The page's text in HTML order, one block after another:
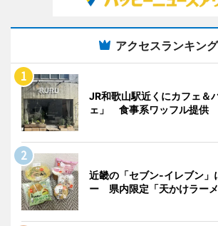
アクセスランキング
JR和歌山駅近くにカフェ＆
ェ」 食事系ワッフル提供
近畿の「セブン-イレブン」
ー 県内限定「天かけラー